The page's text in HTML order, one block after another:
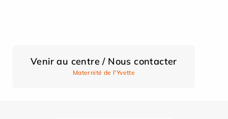
Venir au centre / Nous contacter
Maternité de l'Yvette